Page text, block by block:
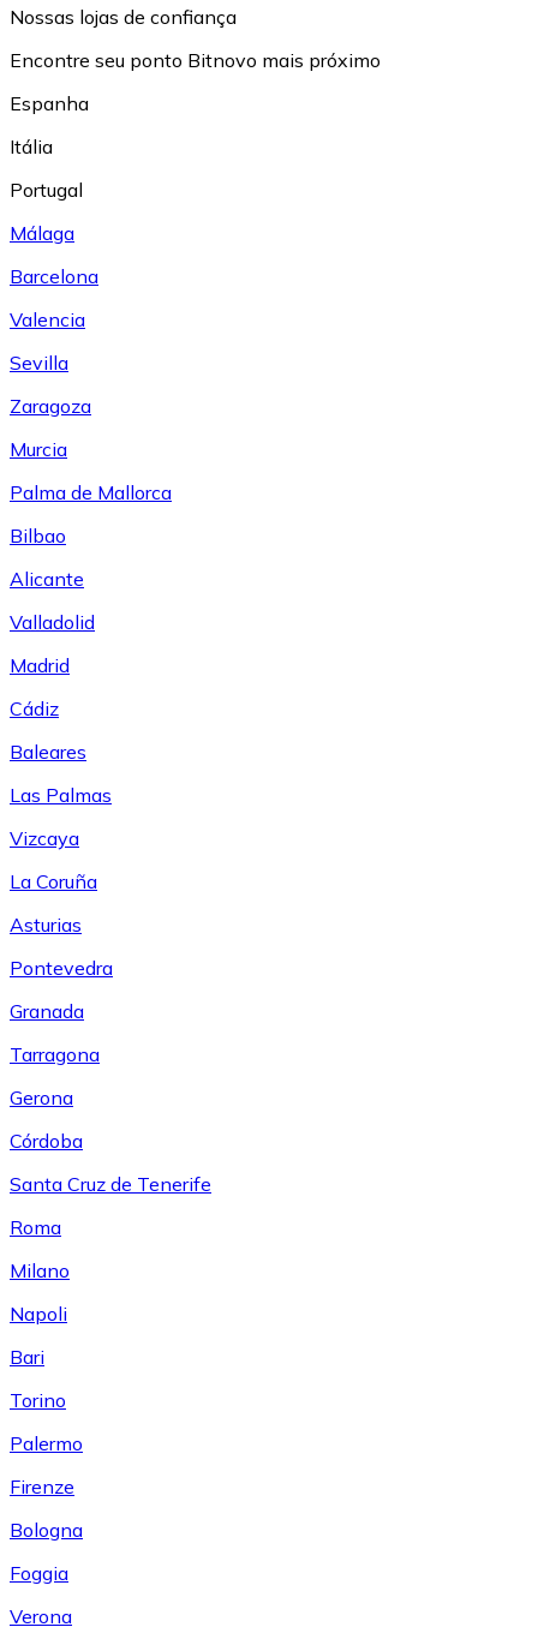
Nossas lojas de confiança
Encontre seu ponto Bitnovo mais próximo
Espanha
Itália
Portugal
Málaga
Barcelona
Valencia
Sevilla
Zaragoza
Murcia
Palma de Mallorca
Bilbao
Alicante
Valladolid
Madrid
Cádiz
Baleares
Las Palmas
Vizcaya
La Coruña
Asturias
Pontevedra
Granada
Tarragona
Gerona
Córdoba
Santa Cruz de Tenerife
Roma
Milano
Napoli
Bari
Torino
Palermo
Firenze
Bologna
Foggia
Verona